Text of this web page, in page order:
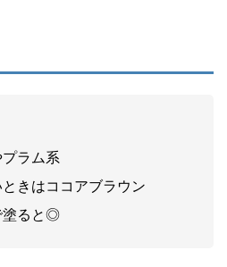
ラム系
きはココアブラウン
塗ると◎